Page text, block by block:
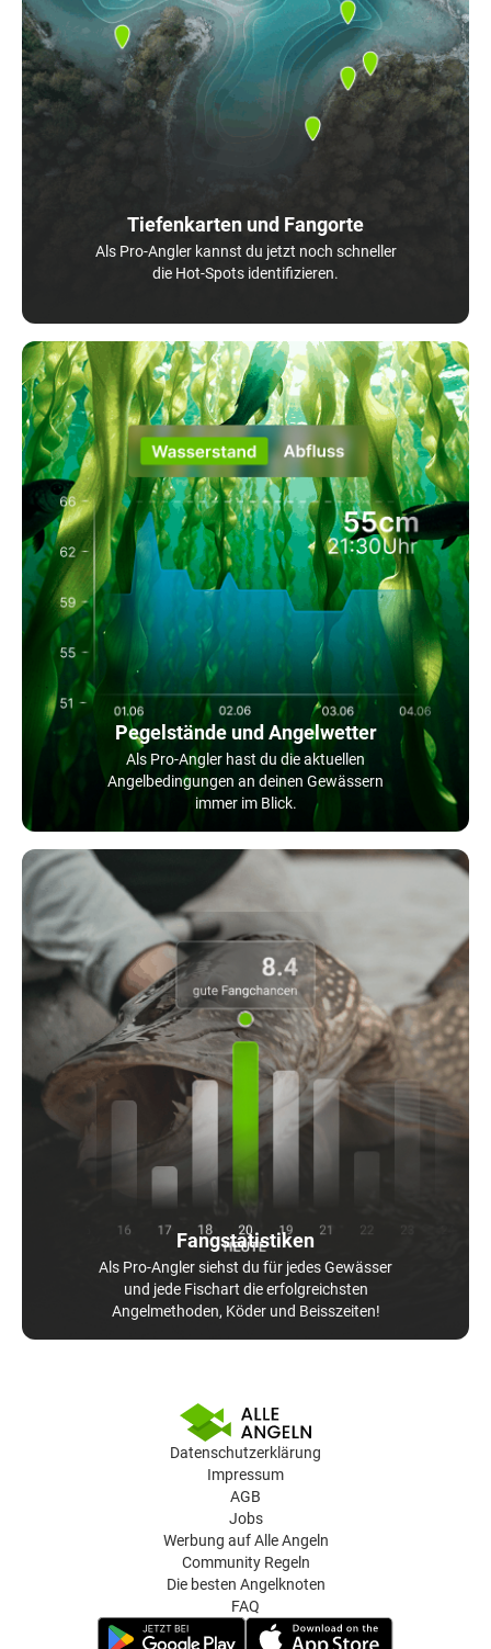
Tiefenkarten und Fangorte
Als Pro-Angler kannst du jetzt noch schneller
die Hot-Spots identifizieren.
Pegelstände und Angelwetter
Als Pro-Angler hast du die aktuellen
Angelbedingungen an deinen Gewässern
immer im Blick.
Fangstatistiken
Als Pro-Angler siehst du für jedes Gewässer
und jede Fischart die erfolgreichsten
Angelmethoden, Köder und Beisszeiten!
Datenschutzerklärung
Impressum
AGB
Jobs
Werbung auf Alle Angeln
Community Regeln
Die besten Angelknoten
FAQ